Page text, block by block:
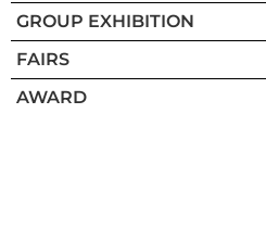
GROUP EXHIBITION
FAIRS
AWARD